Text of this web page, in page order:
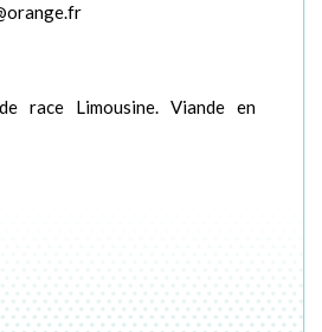
race Limousine. Viande en